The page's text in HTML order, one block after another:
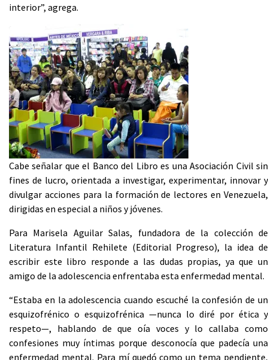
interior”, agrega.
Cabe señalar que el Banco del Libro es una Asociación Civil sin
fines de lucro, orientada a investigar, experimentar, innovar y
divulgar acciones para la formación de lectores en Venezuela,
dirigidas en especial a niños y jóvenes.
Para Marisela Aguilar Salas, fundadora de la colección de
Literatura Infantil Rehilete (Editorial Progreso), la idea de
escribir este libro responde a las dudas propias, ya que un
amigo de la adolescencia enfrentaba esta enfermedad mental.
“Estaba en la adolescencia cuando escuché la confesión de un
esquizofrénico o esquizofrénica —nunca lo diré por ética y
respeto—, hablando de que oía voces y lo callaba como
confesiones muy íntimas porque desconocía que padecía una
enfermedad mental. Para mí quedó como un tema pendiente,